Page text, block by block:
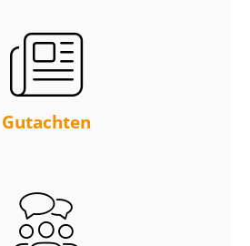
Gutachten